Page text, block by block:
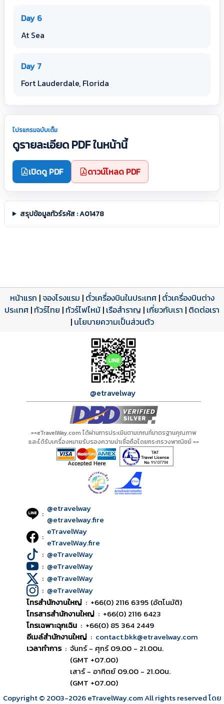
Day 6
At Sea
Day 7
Fort Lauderdale, Florida
โปรแกรมฉบับเต็ม
ดูรายละเอียด PDF ในหน้านี้
เปิดดู PDF ดาวน์โหลด PDF
สรุปข้อมูลทัวร์รหัส : A01478
โปรแกรมทัวร์
ดาวน์โหลด PDF
รีวิวลูกค้าจริง
รีวิวจาก eTravelWay
เปิดหน้าเต็ม
ใบอนุญาตนำเที่ยว
เลขที่ 11/11450
เปิดหน้าเต็ม
หน้าแรก |จองโรงแรม | ตั๋วเครื่องบินในประเทศ| ตั๋วเครื่องบินต่าง
ประเทศ | ทัวร์ไทย | ทัวร์ไฟไหม้ | เรือสำราญ | เกี่ยวกับเรา | ติดต่อเรา
| นโยบายความเป็นส่วนตัว
@etravelway
==eTravelWay.com ได้ผ่านการประเมินตามเกณฑ์มาตรฐานคุณภาพ
และได้รับเครื่องหมายรับรองความน่าเชื่อถือโดยกระทรวงพาณิชย์ ==
: @etravelway
@etravelway.fire
: eTravelWay
eTravelWay.fire
: @eTravelWay
: @eTravelWay
: @eTravelWay
: @eTravelWay
โทรสำนักงานใหญ่ : +66(0) 2116 6395 (อัตโนมัติ)
โทรสารสำนักงานใหญ่ : +66(0) 2116 6423
โทรเฉพาะฉุกเฉิน : +66(0) 85 364 2449
อีเมล์สำนักงานใหญ่ : contact.bkk@etravelway.com
เวลาทำการ : จันทร์ - ศุกร์ 09.00 - 21.00น.
(GMT +07.00)
เสาร์ - อาทิตย์ 09.00 - 21.00น.
(GMT +07.00)
Copyright © 2003-2026eTravelWay.com All rights reserved โดย